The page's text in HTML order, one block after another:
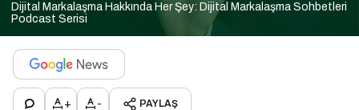
Dijital Markalaşma Hakkında Her Şey: Dijital Markalaşma Sohbetleri
Podcast Serisi
+ - PAYLAŞ